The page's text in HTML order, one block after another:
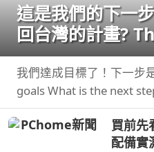
這是我們的下一
回台灣的計畫? This is the our
next step
我們達成目標了！下一步
goals What is the next
卡卡 專屬限時團購
買前
配備實